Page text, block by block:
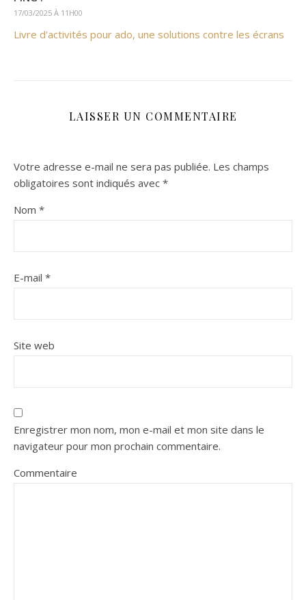
17/03/2025 À 11H00
Livre d'activités pour ado, une solutions contre les écrans
LAISSER UN COMMENTAIRE
Votre adresse e-mail ne sera pas publiée. Les champs
obligatoires sont indiqués avec *
Nom *
E-mail *
Site web
Enregistrer mon nom, mon e-mail et mon site dans le
navigateur pour mon prochain commentaire.
Commentaire